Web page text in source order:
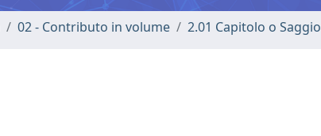
02 - Contributo in volume 2.01 Capitolo o Saggio